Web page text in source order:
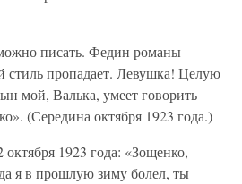
писать. Федин романы
стиль пропадает. Левушка! Целую
мой, Валька, умеет говорить
(Середина октября 1923 года.)
1923 года: «Зощенко,
я в прошлую зиму болел, ты